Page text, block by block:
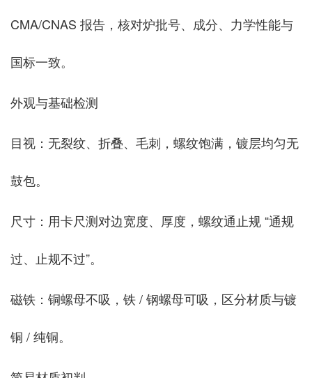
CMA/CNAS 报告，核对炉批号、成分、力学性能与
国标一致。
外观与基础检测
目视：无裂纹、折叠、毛刺，螺纹饱满，镀层均匀无
鼓包。
尺寸：用卡尺测对边宽度、厚度，螺纹通止规 “通规
过、止规不过”。
磁铁：铜螺母不吸，铁 / 钢螺母可吸，区分材质与镀
铜 / 纯铜。